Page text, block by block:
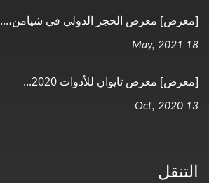
[معرض] معرض الحجر الدولي في شيامن،...
18 May, 2021
[معرض] معرض تايوان للأدوات 2020...
13 Oct, 2020
التنقل